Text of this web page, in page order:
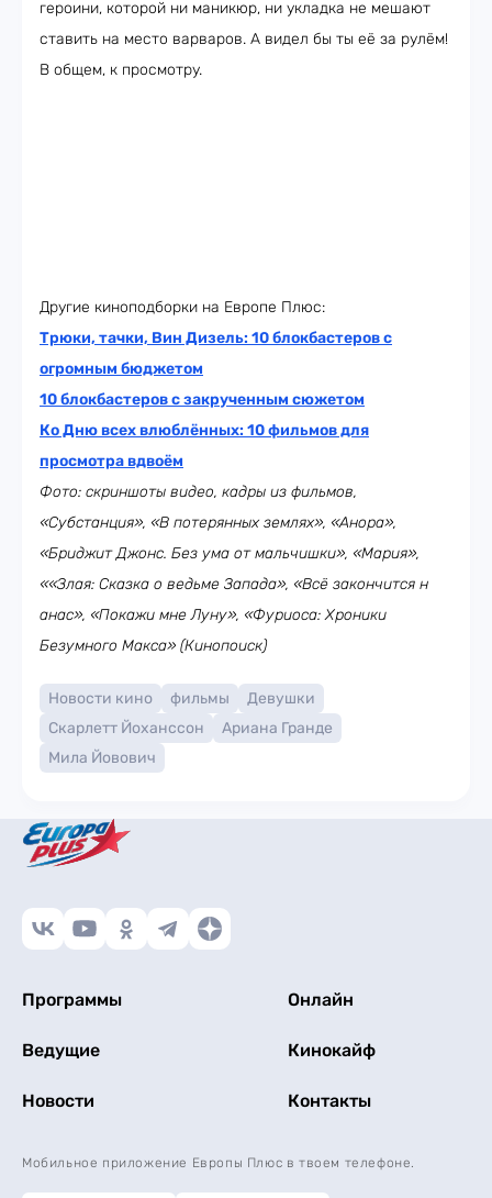
героини, которой ни маникюр, ни укладка не мешают
ставить на место варваров. А видел бы ты её за рулём!
В общем, к просмотру.
Другие киноподборки на Европе Плюс:
Трюки, тачки, Вин Дизель: 10 блокбастеров с
огромным бюджетом
10 блокбастеров с закрученным сюжетом
Ко Дню всех влюблённых: 10 фильмов для
просмотра вдвоём
Фото: скриншоты видео, кадры из фильмов,
«Субстанция», «В потерянных землях», «Анора»,
«Бриджит Джонс. Без ума от мальчишки», «Мария»,
««Злая: Сказка о ведьме Запада», «Всё закончится н
анас», «Покажи мне Луну», «Фуриоса: Хроники
Безумного Макса» (Кинопоиск)
Новости кино фильмы
Девушки
Скарлетт Йоханссон
Ариана Гранде
Мила Йовович
Программы Онлайн
Ведущие Кинокайф
Новости Контакты
Мобильное приложение Европы Плюс в твоем телефоне.